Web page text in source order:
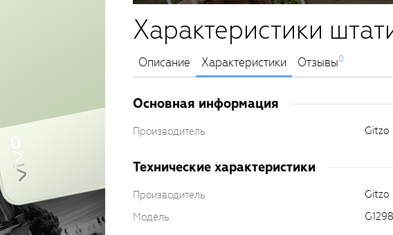
Характеристики
Описание Характеристики Отзывы0
Основная информация
Производитель Gitzo
Технические характеристики
Производитель
Gitzo
Модель
G1298